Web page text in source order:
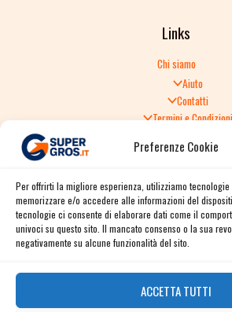
Preferenze Cookie
Per offrirti la migliore esperienza, utilizziamo
memorizzare e/o accedere alle informazioni del
tecnologie ci consente di elaborare dati come il
univoci su questo sito. Il mancato consenso o la sua
negativamente su alcune funzionalità del sito.
ACCETTA TUTTI
Links
Chi siamo
Aiuto
Contatti
Termini e
Politica di Reso
Spedizione e
Informativa sulla
Cookie Policy